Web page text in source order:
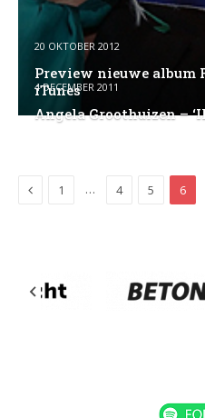
20 OKTOBER 2012
Preview nieuwe album
iTunes
4 DECEMBER 2011
Angela Groothuizen –
Previous
1 … 4 5 6